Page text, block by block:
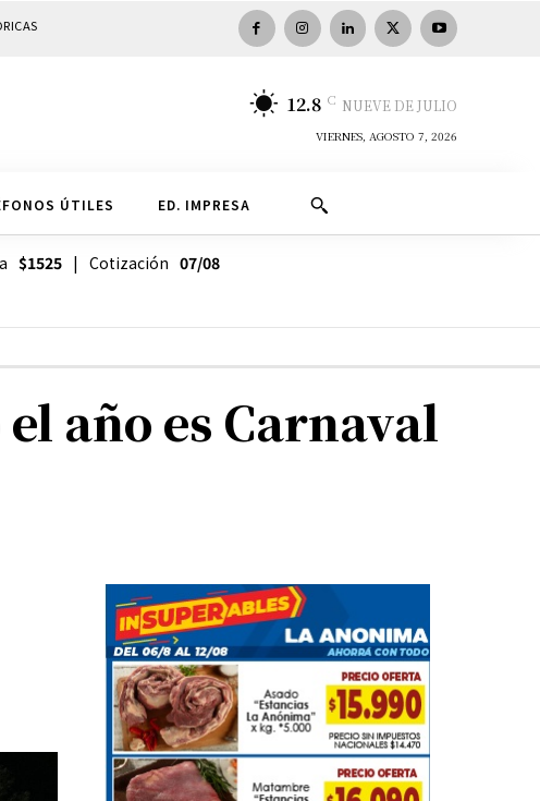
12.8 C NUEVE DE JULIO
VIERNES, AGOSTO 7, 2026
ÚTILES ED. IMPRESA
$1525| Cotización 07/08
año es Carnaval